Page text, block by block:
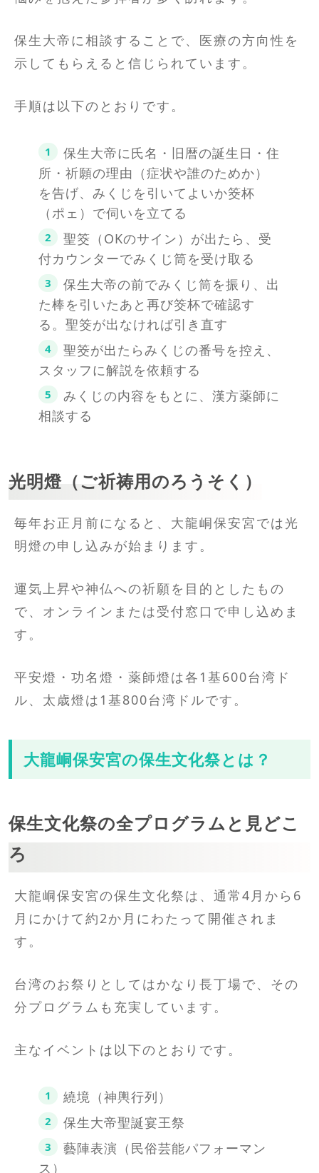
保生大帝に相談することで、医療の方向性を
示してもらえると信じられています。
手順は以下のとおりです。
保生大帝に氏名・旧暦の誕生日・住
所・祈願の理由（症状や誰のためか）
を告げ、みくじを引いてよいか筊杯
（ポェ）で伺いを立てる
聖筊（OKのサイン）が出たら、受
付カウンターでみくじ筒を受け取る
保生大帝の前でみくじ筒を振り、出
た棒を引いたあと再び筊杯で確認す
る。聖筊が出なければ引き直す
聖筊が出たらみくじの番号を控え、
スタッフに解説を依頼する
みくじの内容をもとに、漢方薬師に
相談する
光明燈（ご祈祷用のろうそく）
毎年お正月前になると、大龍峒保安宮では光
明燈の申し込みが始まります。
運気上昇や神仏への祈願を目的としたもの
で、オンラインまたは受付窓口で申し込めま
す。
平安燈・功名燈・薬師燈は各1基600台湾ド
ル、太歳燈は1基800台湾ドルです。
大龍峒保安宮の保生文化祭とは？
保生文化祭の全プログラムと見どこ
ろ
大龍峒保安宮の保生文化祭は、通常4月から6
月にかけて約2か月にわたって開催されま
す。
台湾のお祭りとしてはかなり長丁場で、その
分プログラムも充実しています。
主なイベントは以下のとおりです。
繞境（神輿行列）
保生大帝聖誕宴王祭
藝陣表演（民俗芸能パフォーマン
ス）